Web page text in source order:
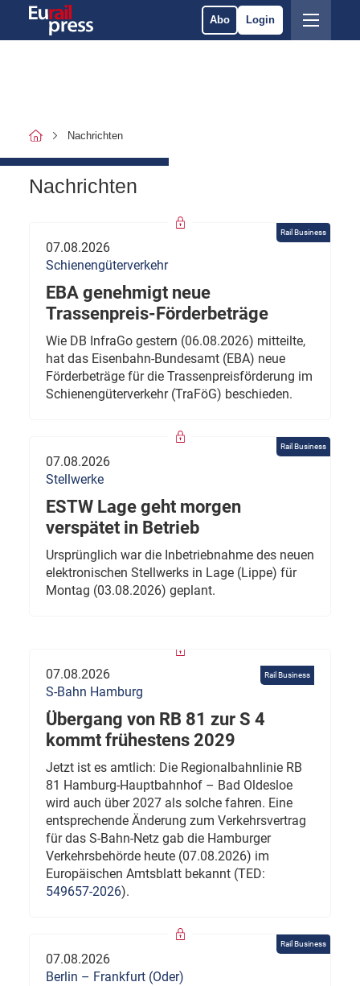
Abo Login
Nachrichten
Nachrichten
Rail Business
07.08.2026
Schienengüterverkehr
EBA genehmigt neue
Trassenpreis-Förderbeträge
Wie DB InfraGo gestern (06.08.2026) mitteilte,
hat das Eisenbahn-Bundesamt (EBA) neue
Förderbeträge für die Trassenpreisförderung im
Schienengüterverkehr (TraFöG) beschieden.
Rail Business
07.08.2026
Stellwerke
ESTW Lage geht morgen
verspätet in Betrieb
Ursprünglich war die Inbetriebnahme des neuen
elektronischen Stellwerks in Lage (Lippe) für
Montag (03.08.2026) geplant.
Rail Business
07.08.2026
S-Bahn Hamburg
Übergang von RB 81 zur S 4
kommt frühestens 2029
Jetzt ist es amtlich: Die Regionalbahnlinie RB
81 Hamburg-Hauptbahnhof – Bad Oldesloe
wird auch über 2027 als solche fahren. Eine
entsprechende Änderung zum Verkehrsvertrag
für das S-Bahn-Netz gab die Hamburger
Verkehrsbehörde heute (07.08.2026) im
Europäischen Amtsblatt bekannt (TED:
549657-2026).
Rail Business
07.08.2026
Berlin – Frankfurt (Oder)